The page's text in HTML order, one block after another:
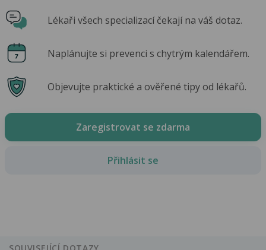
Lékaři všech specializací čekají na váš dotaz.
Naplánujte si prevenci s chytrým kalendářem.
Objevujte praktické a ověřené tipy od lékařů.
Zaregistrovat se zdarma
Přihlásit se